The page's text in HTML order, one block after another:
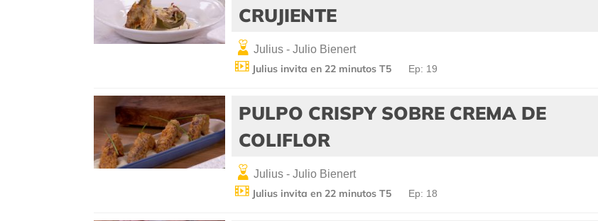
CRUJIENTE
Julius - Julio Bienert
Julius invita en 22 minutos T5 Ep: 19
PULPO CRISPY SOBRE CREMA DE
COLIFLOR
Julius - Julio Bienert
Julius invita en 22 minutos T5 Ep: 18